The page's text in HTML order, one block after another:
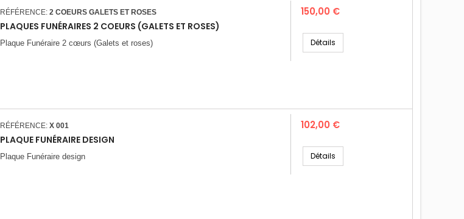
RÉFÉRENCE: 2 COEURS GALETS ET ROSES
PLAQUES FUNÉRAIRES 2 COEURS (GALETS ET ROSES)
Plaque Funéraire 2 cœurs (Galets et roses)
Prix
150,00 €
Détails
RÉFÉRENCE: X 001
PLAQUE FUNÉRAIRE DESIGN
Plaque Funéraire design
Prix
102,00 €
Détails